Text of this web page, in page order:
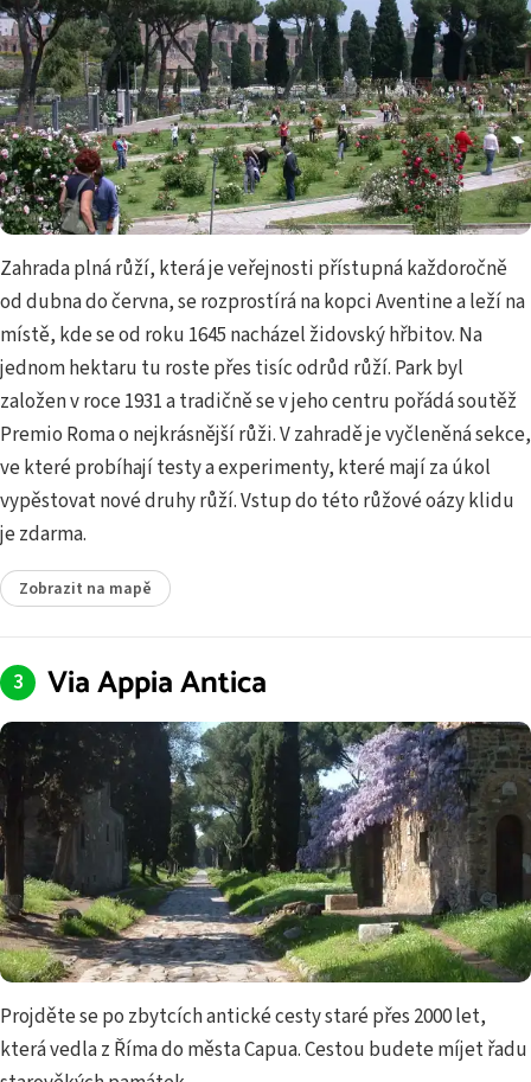
Zahrada plná růží, která je veřejnosti přístupná každoročně
od dubna do června, se rozprostírá na kopci Aventine a leží na
místě, kde se od roku 1645 nacházel židovský hřbitov. Na
jednom hektaru tu roste přes tisíc odrůd růží. Park byl
založen v roce 1931 a tradičně se v jeho centru pořádá soutěž
Premio Roma o nejkrásnější růži. V zahradě je vyčleněná sekce,
ve které probíhají testy a experimenty, které mají za úkol
vypěstovat nové druhy růží. Vstup do této růžové oázy klidu
je zdarma.
Zobrazit na mapě
Via Appia Antica
Projděte se po zbytcích antické cesty staré přes 2000 let,
která vedla z Říma do města Capua. Cestou budete míjet řadu